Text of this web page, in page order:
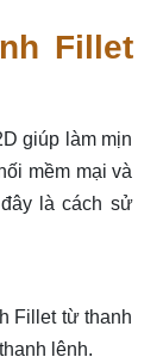
Fillet
giúp làm mịn
mềm mại và
là cách sử
Fillet từ thanh
lệnh.